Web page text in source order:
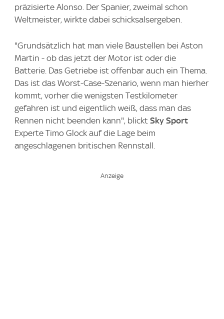
präzisierte Alonso. Der Spanier, zweimal schon
Weltmeister, wirkte dabei schicksalsergeben.
"Grundsätzlich hat man viele Baustellen bei Aston
Martin - ob das jetzt der Motor ist oder die
Batterie. Das Getriebe ist offenbar auch ein Thema.
Das ist das Worst-Case-Szenario, wenn man hierher
kommt, vorher die wenigsten Testkilometer
gefahren ist und eigentlich weiß, dass man das
Rennen nicht beenden kann", blickt Sky Sport
Experte Timo Glock auf die Lage beim
angeschlagenen britischen Rennstall.